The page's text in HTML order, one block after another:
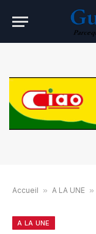
Accueil » A LA UNE »
A LA UNE